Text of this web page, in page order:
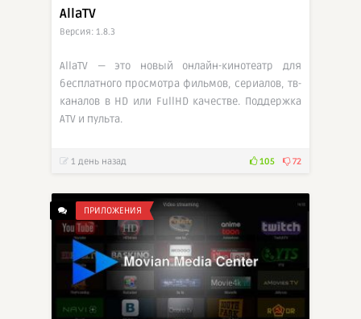
AllaTV
Версия: 1.8.3
AllaTV — это новый онлайн-кинотеатр для
бесплатного просмотра фильмов, сериалов, тв-
каналов в HD или FullHD качестве. Поддержка
ATV и пульта.
1 день назад 105 72
ПРИЛОЖЕНИЯ